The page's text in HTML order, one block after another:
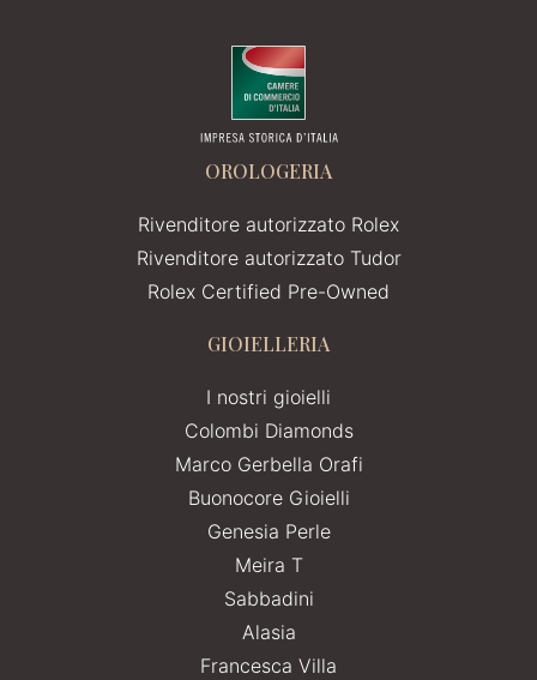
OROLOGERIA
Rivenditore autorizzato Rolex
Rivenditore autorizzato Tudor
Rolex Certified Pre-Owned
GIOIELLERIA
I nostri gioielli
Colombi Diamonds
Marco Gerbella Orafi
Buonocore Gioielli
Genesia Perle
Meira T
Sabbadini
Alasia
Francesca Villa